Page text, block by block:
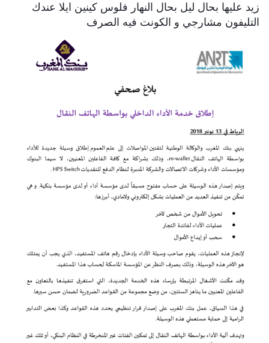
زيد عليها بحال ليل بحال النهار فلوس كينين ايلا عندك
التليفون مشارجي و الكونت فيه الصرف